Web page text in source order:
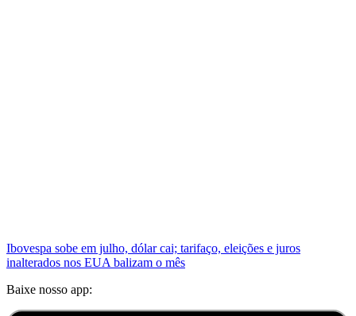
Ibovespa sobe em julho, dólar cai; tarifaço, eleições e juros
inalterados nos EUA balizam o mês
Baixe nosso app: